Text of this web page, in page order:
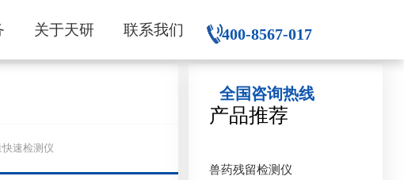
关于天研 联系我们 400-8567-017
全国咨询热线
速检测仪
产品推荐
兽药残留检测仪